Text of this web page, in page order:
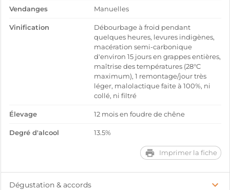
Vendanges Manuelles
Vinification
Débourbage à froid pendant
quelques heures, levures indigènes,
macération semi-carbonique
d'environ 15 jours en grappes entières,
maîtrise des températures (28°C
maximum), 1 remontage/jour très
léger, malolactique faite à 100%, ni
collé, ni filtré
Élevage 12 mois en foudre de chêne
Degré d'alcool 13.5%
Imprimer la fiche
Dégustation & accords